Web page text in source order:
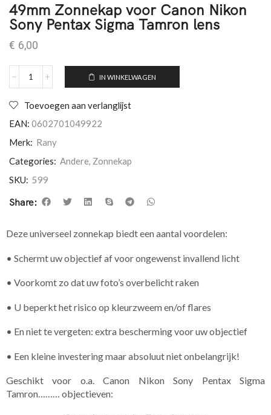
49mm Zonnekap voor Canon Nikon
Sony Pentax Sigma Tamron lens
€ 6,00
IN WINKELWAGEN
Toevoegen aan verlanglijst
EAN: 0602701049922
Merk: Rany
Categories: Andere, Zonnekap
SKU: 599
Share:
Deze universeel zonnekap biedt een aantal voordelen:
• Schermt uw objectief af voor ongewenst invallend licht
• Voorkomt zo dat uw foto’s overbelicht raken
• U beperkt het risico op kleurzweem en/of flares
• En niet te vergeten: extra bescherming voor uw objectief
• Een kleine investering maar absoluut niet onbelangrijk!
Geschikt voor o.a. Canon Nikon Sony Pentax Sigma
Tamron……… objectieven: